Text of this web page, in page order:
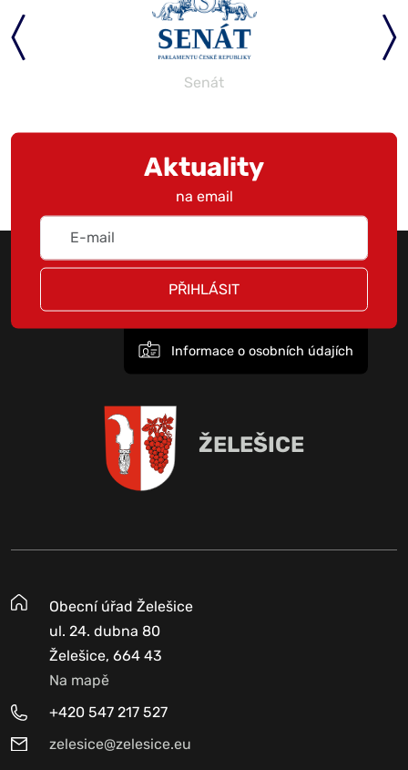
Senát
Aktuality
na email
PŘIHLÁSIT
Informace o osobních údajích
ŽELEŠICE
Obecní úřad Želešice
ul. 24. dubna 80
Želešice, 664 43
Na mapě
+420 547 217 527
zelesice@zelesice.eu